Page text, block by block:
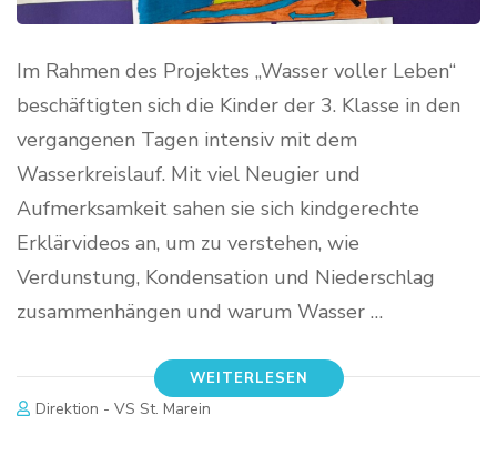
Im Rahmen des Projektes „Wasser voller Leben“
beschäftigten sich die Kinder der 3. Klasse in den
vergangenen Tagen intensiv mit dem
Wasserkreislauf. Mit viel Neugier und
Aufmerksamkeit sahen sie sich kindgerechte
Erklärvideos an, um zu verstehen, wie
Verdunstung, Kondensation und Niederschlag
zusammenhängen und warum Wasser …
WEITERLESEN
Direktion - VS St. Marein